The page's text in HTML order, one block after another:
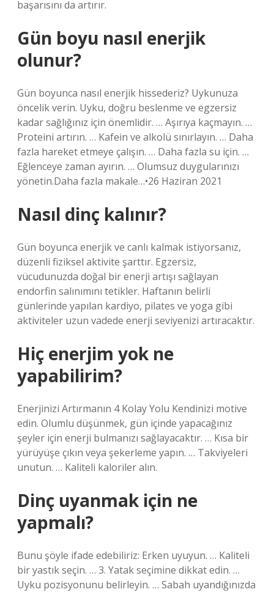
başarısını da artırır.
Gün boyu nasıl enerjik
olunur?
Gün boyunca nasıl enerjik hissederiz? Uykunuza
öncelik verin. Uyku, doğru beslenme ve egzersiz
kadar sağlığınız için önemlidir. … Aşırıya kaçmayın. …
Proteini artırın. … Kafein ve alkolü sınırlayın. … Daha
fazla hareket etmeye çalışın. … Daha fazla su için. …
Eğlenceye zaman ayırın. … Olumsuz duygularınızı
yönetin.Daha fazla makale…•26 Haziran 2021
Nasıl dinç kalınır?
Gün boyunca enerjik ve canlı kalmak istiyorsanız,
düzenli fiziksel aktivite şarttır. Egzersiz,
vücudunuzda doğal bir enerji artışı sağlayan
endorfin salınımını tetikler. Haftanın belirli
günlerinde yapılan kardiyo, pilates ve yoga gibi
aktiviteler uzun vadede enerji seviyenizi artıracaktır.
Hiç enerjim yok ne
yapabilirim?
Enerjinizi Artırmanın 4 Kolay Yolu Kendinizi motive
edin. Olumlu düşünmek, gün içinde yapacağınız
şeyler için enerji bulmanızı sağlayacaktır. … Kısa bir
yürüyüşe çıkın veya şekerleme yapın. … Takviyeleri
unutun. … Kaliteli kaloriler alın.
Dinç uyanmak için ne
yapmalı?
Bunu şöyle ifade edebiliriz: Erken uyuyun. … Kaliteli
bir yastık seçin. … 3. Yatak seçimine dikkat edin. …
Uyku pozisyonunu belirleyin. … Sabah uyandığınızda